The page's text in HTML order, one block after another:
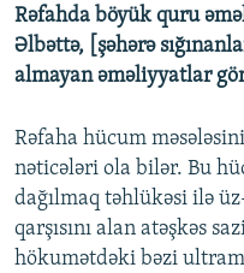
Rəfahda böyük quru
Əlbəttə, [şəhərə
almayan əməliyyatlar
Rəfaha hücum
nəticələri ola bilər. Bu
dağılmaq təhlükəsi ilə
qarşısını alan atəşkəs
hökumətdəki bəzi